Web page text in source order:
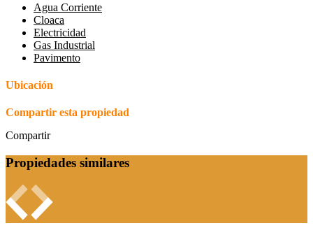
Agua Corriente
Cloaca
Electricidad
Gas Industrial
Pavimento
Ubicación
Compartir esta propiedad
Compartir
Propiedades similares